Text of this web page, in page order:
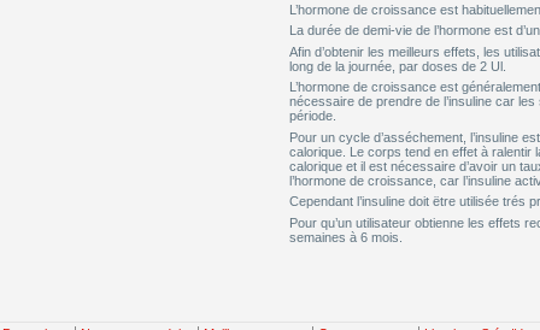
L’hormone de croissance est
La durée de demi-vie de l’hormone est
Afin d’obtenir les meilleurs effets, les
long de la journée, par doses de 2 Ul.
L’hormone de croissance est
nécessaire de prendre de l’insuline car
période.
Pour un cycle d’asséchement, l’insuline
calorique. Le corps tend en effet à ralentir
calorique et il est nécessaire d’avoir un
l’hormone de croissance, car l’insuline
Cependant l’insuline doit ëtre utilisée trés
Pour qu’un utilisateur obtienne les effets
semaines à 6 mois.